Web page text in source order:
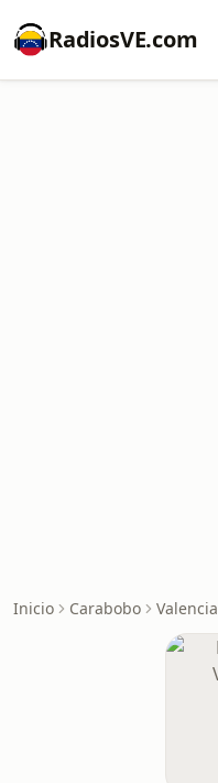
RadiosVE.com
Inicio Carabobo Valencia